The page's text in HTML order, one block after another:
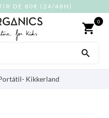
DE 80€ (24/48H)
shopping_cart 0

Kikkerland